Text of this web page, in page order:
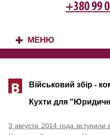
+380 99
+ МЕНЮ
В Військовий збір -
Кухти для
3 августа 2014 года